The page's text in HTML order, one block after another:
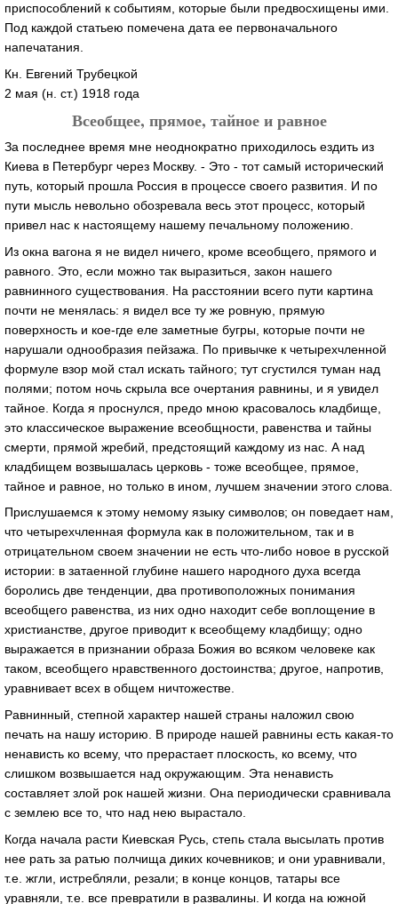
приспособлений к событиям, которые были предвосхищены ими.
Под каждой статьею помечена дата ее первоначального
напечатания.
Кн. Евгений Трубецкой
2 мая (н. ст.) 1918 года
Всеобщее, прямое, тайное и равное
За последнее время мне неоднократно приходилось ездить из
Киева в Петербург через Москву. - Это - тот самый исторический
путь, который прошла Россия в процессе своего развития. И по
пути мысль невольно обозревала весь этот процесс, который
привел нас к настоящему нашему печальному положению.
Из окна вагона я не видел ничего, кроме всеобщего, прямого и
равного. Это, если можно так выразиться, закон нашего
равнинного существования. На расстоянии всего пути картина
почти не менялась: я видел все ту же ровную, прямую
поверхность и кое-где еле заметные бугры, которые почти не
нарушали однообразия пейзажа. По привычке к четырехчленной
формуле взор мой стал искать тайного; тут сгустился туман над
полями; потом ночь скрыла все очертания равнины, и я увидел
тайное. Когда я проснулся, предо мною красовалось кладбище,
это классическое выражение всеобщности, равенства и тайны
смерти, прямой жребий, предстоящий каждому из нас. А над
кладбищем возвышалась церковь - тоже всеобщее, прямое,
тайное и равное, но только в ином, лучшем значении этого слова.
Прислушаемся к этому немому языку символов; он поведает нам,
что четырехчленная формула как в положительном, так и в
отрицательном своем значении не есть что-либо новое в русской
истории: в затаенной глубине нашего народного духа всегда
боролись две тенденции, два противоположных понимания
всеобщего равенства, из них одно находит себе воплощение в
христианстве, другое приводит к всеобщему кладбищу; одно
выражается в признании образа Божия во всяком человеке как
таком, всеобщего нравственного достоинства; другое, напротив,
уравнивает всех в общем ничтожестве.
Равнинный, степной характер нашей страны наложил свою
печать на нашу историю. В природе нашей равнины есть какая-то
ненависть ко всему, что прерастает плоскость, ко всему, что
слишком возвышается над окружающим. Эта ненависть
составляет злой рок нашей жизни. Она периодически сравнивала
с землею все то, что над нею вырастало.
Когда начала расти Киевская Русь, степь стала высылать против
нее рать за ратью полчища диких кочевников; и они уравнивали,
т.е. жгли, истребляли, резали; в конце концов, татары все
уравняли, т.е. все превратили в развалины. И когда на южной